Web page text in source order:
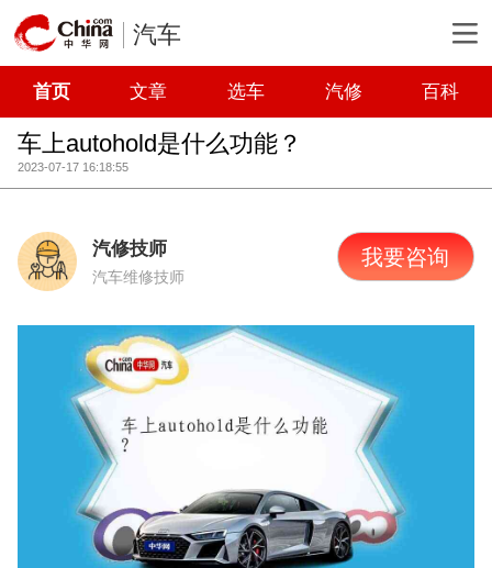
汽车
首页 文章 选车 汽修 百科
车上autohold是什么功能？
2023-07-17 16:18:55
汽修技师
汽车维修技师
我要咨询